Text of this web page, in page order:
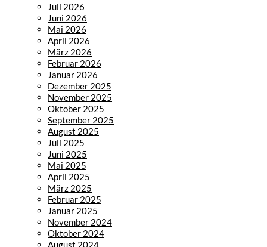
Juli 2026
Juni 2026
Mai 2026
April 2026
März 2026
Februar 2026
Januar 2026
Dezember 2025
November 2025
Oktober 2025
September 2025
August 2025
Juli 2025
Juni 2025
Mai 2025
April 2025
März 2025
Februar 2025
Januar 2025
November 2024
Oktober 2024
August 2024